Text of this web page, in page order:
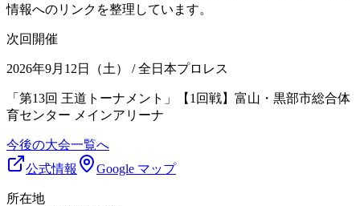
情報へのリンクを整理しています。
次回開催
2026年9月12日（土） / 全日本プロレス
「第13回 王道トーナメント」【1回戦】富山・黒部市総合体
育センター メインアリーナ
今後の大会一覧へ
公式情報
Google マップ
所在地